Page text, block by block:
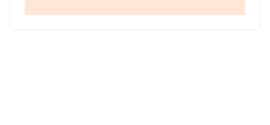
(12001), en el municipio de Castello Plana, en Castellón,